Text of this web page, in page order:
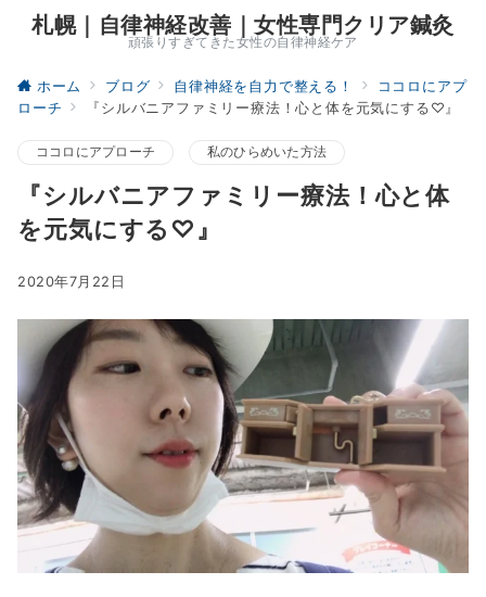
札幌｜自律神経改善｜女性専門クリア鍼灸
頑張りすぎてきた女性の自律神経ケア
ホーム ブログ 自律神経を自力で整える！
ココロにアプ
ローチ
『シルバニアファミリー療法！心と体を元気にする♡』
ココロにアプローチ 私のひらめいた方法
『シルバニアファミリー療法！心と体
を元気にする♡』
2020年7月22日